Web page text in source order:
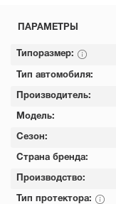
ПАРАМЕТРЫ
Типоразмер:
Тип автомобиля:
Производитель:
Модель:
Сезон:
Страна бренда:
Производство:
Тип протектора: